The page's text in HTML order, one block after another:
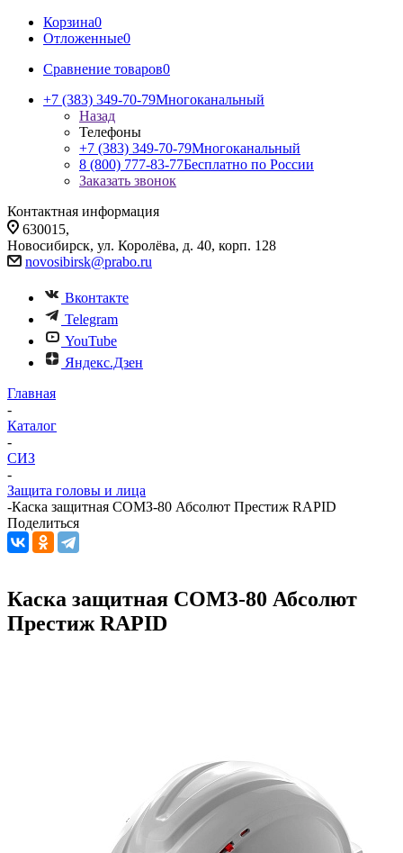
Корзина0
Отложенные0
Сравнение товаров0
+7 (383) 349-70-79Многоканальный
Назад
Телефоны
+7 (383) 349-70-79Многоканальный
8 (800) 777-83-77Бесплатно по России
Заказать звонок
Контактная информация
630015,
Новосибирск, ул. Королёва, д. 40, корп. 128
novosibirsk@prabo.ru
Вконтакте
Telegram
YouTube
Яндекс.Дзен
Главная
-
Каталог
-
СИЗ
-
Защита головы и лица
-Каска защитная СОМЗ-80 Абсолют Престиж RAPID
Поделиться
Каска защитная СОМЗ-80 Абсолют
Престиж RAPID